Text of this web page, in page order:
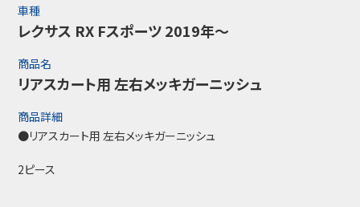
車種
レクサス RX Fスポーツ 2019年～
商品名
リアスカート用 左右メッキガーニッシュ
商品詳細
●リアスカート用 左右メッキガーニッシュ
2ピース